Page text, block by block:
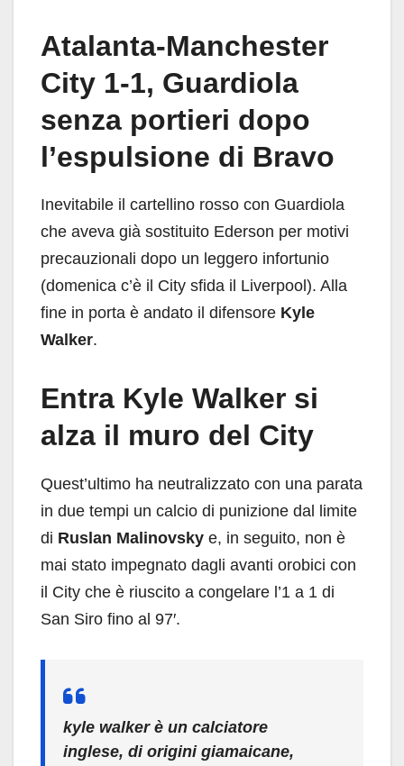
Atalanta-Manchester
City 1-1, Guardiola
senza portieri dopo
l’espulsione di Bravo
Inevitabile il cartellino rosso con Guardiola
che aveva già sostituito Ederson per motivi
precauzionali dopo un leggero infortunio
(domenica c’è il City sfida il Liverpool). Alla
fine in porta è andato il difensore Kyle
Walker.
Entra Kyle Walker si
alza il muro del City
Quest’ultimo ha neutralizzato con una parata
in due tempi un calcio di punizione dal limite
di Ruslan Malinovsky e, in seguito, non è
mai stato impegnato dagli avanti orobici con
il City che è riuscito a congelare l’1 a 1 di
San Siro fino al 97′.
kyle walker è un calciatore
inglese, di origini giamaicane,